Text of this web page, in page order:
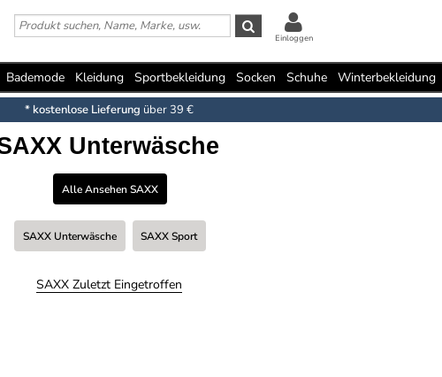
Einloggen
Bademode Kleidung Sportbekleidung Socken Schuhe Winterbekleidung
* kostenlose Lieferung über 39 €
Unterwäsche
Alle Ansehen SAXX
SAXX Unterwäsche SAXX Sport
SAXX Zuletzt Eingetroffen